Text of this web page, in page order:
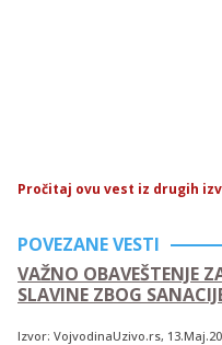
Pročitaj ovu vest iz drugih
POVEZANE VESTI
VAŽNO OBAVEŠTENJE
SLAVINE ZBOG
Izvor: VojvodinaUzivo.rs,